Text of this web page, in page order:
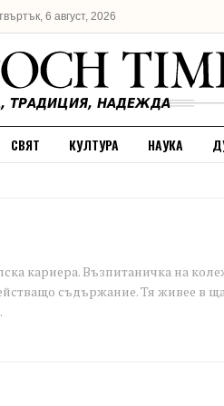
6 август, 2026
СВЯТ КУЛТУРА НАУКА
кариера. Възпитаничка на
съдържание. Тя живее в